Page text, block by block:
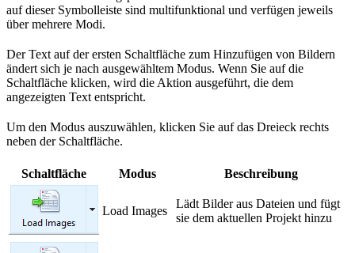
auf dieser Symbolleiste sind multifunktional und verfügen jeweils
über mehrere Modi.
Der Text auf der ersten Schaltfläche zum Hinzufügen von Bildern
ändert sich je nach ausgewähltem Modus. Wenn Sie auf die
Schaltfläche klicken, wird die Aktion ausgeführt, die dem
angezeigten Text entspricht.
Um den Modus auszuwählen, klicken Sie auf das Dreieck rechts
neben der Schaltfläche.
Schaltfläche Modus Beschreibung
Load Images
Lädt Bilder aus Dateien und fügt
sie dem aktuellen Projekt hinzu